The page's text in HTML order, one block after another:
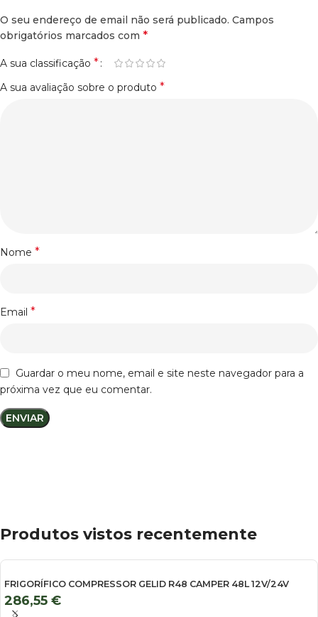
O seu endereço de email não será publicado. Campos
obrigatórios marcados com *
A sua classificação *
A sua avaliação sobre o produto *
Nome *
Email *
Guardar o meu nome, email e site neste navegador para a
próxima vez que eu comentar.
Produtos vistos recentemente
FRIGORÍFICO COMPRESSOR GELID R48 CAMPER 48L 12V/24V
286,55 €